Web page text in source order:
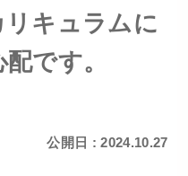
キュラムに
です。
公開日 : 2024.10.27